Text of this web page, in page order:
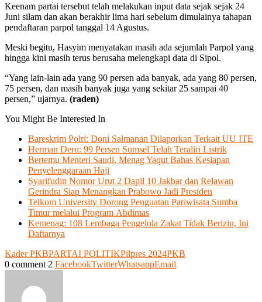
Keenam partai tersebut telah melakukan input data sejak sejak 24
Juni silam dan akan berakhir lima hari sebelum dimulainya tahapan
pendaftaran parpol tanggal 14 Agustus.
Meski begitu, Hasyim menyatakan masih ada sejumlah Parpol yang
hingga kini masih terus berusaha melengkapi data di Sipol.
“Yang lain-lain ada yang 90 persen ada banyak, ada yang 80 persen,
75 persen, dan masih banyak juga yang sekitar 25 sampai 40
persen,” ujarnya. (raden)
You Might Be Interested In
Bareskrim Polri: Doni Salmanan Dilaporkan Terkait UU ITE
Herman Deru: 99 Persen Sumsel Telah Teraliri Listrik
Bertemu Menteri Saudi, Menag Yaqut Bahas Kesiapan
Penyelenggaraan Haji
Syarifudin Nomor Urut 2 Dapil 10 Jakbar dan Relawan
Gerindra Siap Menangkan Prabowo Jadi Presiden
Telkom University Dorong Penguatan Pariwisata Sumba
Timur melalui Program Abdimas
Kemenag: 108 Lembaga Pengelola Zakat Tidak Berizin, Ini
Daftarnya
Kader PKBPARTAI POLITIKPilpres 2024PKB
0 comment 2 FacebookTwitterWhatsappEmail